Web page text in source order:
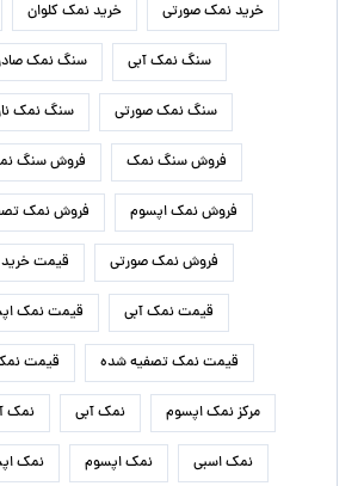
خرید نمک صورتی خرید نمک کلوان
سنگ نمک آبی سنگ نمک
سنگ نمک صورتی سنگ نمک
فروش سنگ نمک فروش سنگ
فروش نمک اپسوم فروش نمک
فروش نمک صورتی قیمت
قیمت نمک آبی قیمت نمک
قیمت نمک تصفیه شده قیمت
مرکز نمک اپسوم نمک آبی نمک
نمک اسبی نمک اپسوم نمک